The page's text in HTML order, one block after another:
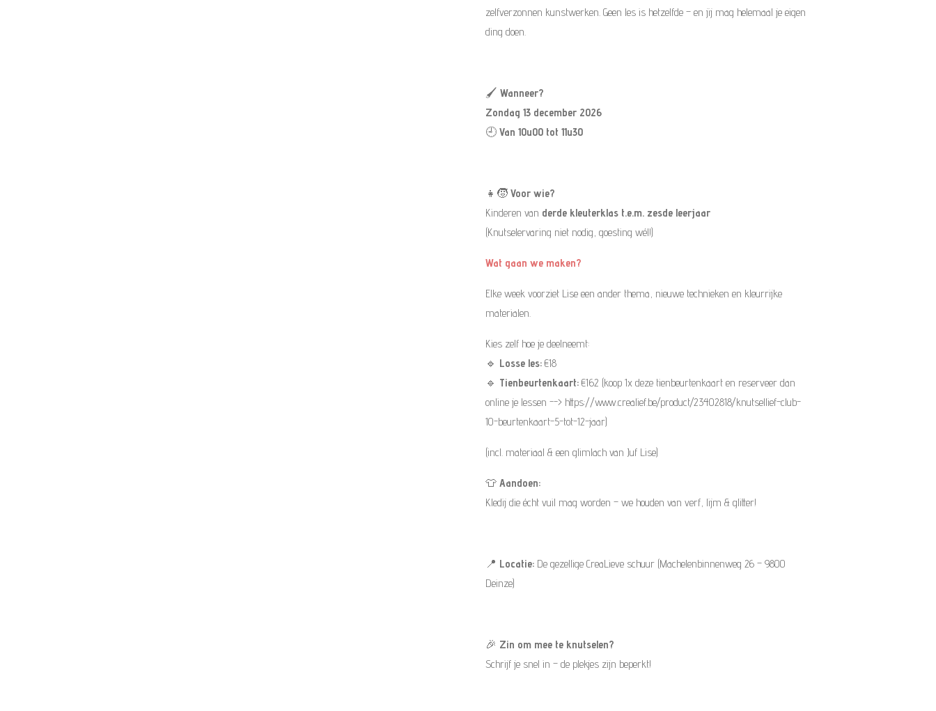
zelfverzonnen kunstwerken. Geen les is hetzelfde – en jij mag helemaal je eigen
ding doen.
🖌️ Wanneer?
Zondag 13 december 2026
🕘 Van 10u00 tot 11u30
👧🧒 Voor wie?
Kinderen van derde kleuterklas t.e.m. zesde leerjaar
(Knutselervaring niet nodig, goesting wél!)
Wat gaan we maken?
Elke week voorziet Lise een ander thema, nieuwe technieken en kleurrijke
materialen.
Kies zelf hoe je deelneemt:
🔹 Losse les:€18
🔹 Tienbeurtenkaart:€162 (koop 1x deze tienbeurtenkaart en reserveer dan
online je lessen --> https://www.crealief.be/product/23402818/knutsellief-club-
10-beurtenkaart-5-tot-12-jaar)
(incl. materiaal & een glimlach van Juf Lise)
👕 Aandoen:
Kledij die écht vuil mag worden – we houden van verf, lijm & glitter!
📍 Locatie: De gezellige CreaLieve schuur (Machelenbinnenweg 26 – 9800
Deinze)
🎉 Zin om mee te knutselen?
Schrijf je snel in – de plekjes zijn beperkt!